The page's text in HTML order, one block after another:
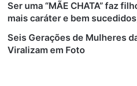
Ser uma “MÃE CHATA” faz
mais caráter e bem
Seis Gerações de Mulheres
Viralizam em Foto